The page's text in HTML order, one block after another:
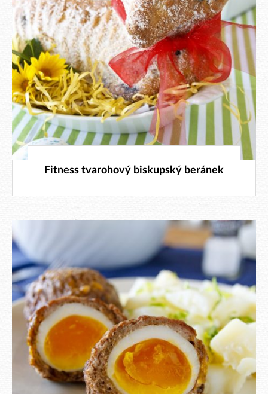
22. 3. 2026
Fitness tvarohový biskupský beránek